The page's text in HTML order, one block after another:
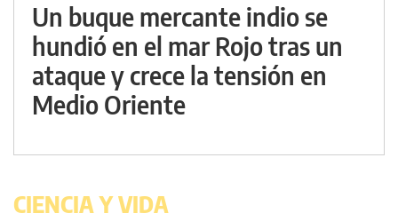
Un buque mercante indio se
hundió en el mar Rojo tras un
ataque y crece la tensión en
Medio Oriente
CIENCIA Y VIDA